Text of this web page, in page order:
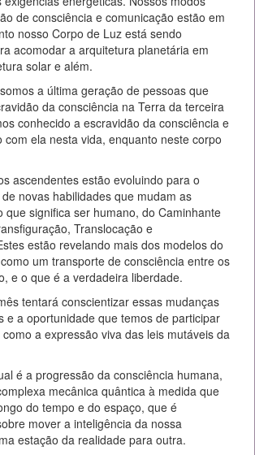
de consciência e comunicação estão em
nosso Corpo de Luz está sendo
acomodar a arquitetura planetária em
solar e além.
a última geração de pessoas que
da consciência na Terra da terceira
conhecido a escravidão da consciência e
com ela nesta vida, enquanto neste corpo
ascendentes estão evoluindo para o
novas habilidades que mudam as
que significa ser humano, do Caminhante
Translocação e
estão revelando mais dos modelos do
um transporte de consciência entre os
e o que é a verdadeira liberdade.
tentará conscientizar essas mudanças
e a oportunidade que temos de participar
a expressão viva das leis mutáveis da
é a progressão da consciência humana,
mecânica quântica à medida que
do tempo e do espaço, que é
mover a inteligência da nossa
estação da realidade para outra.